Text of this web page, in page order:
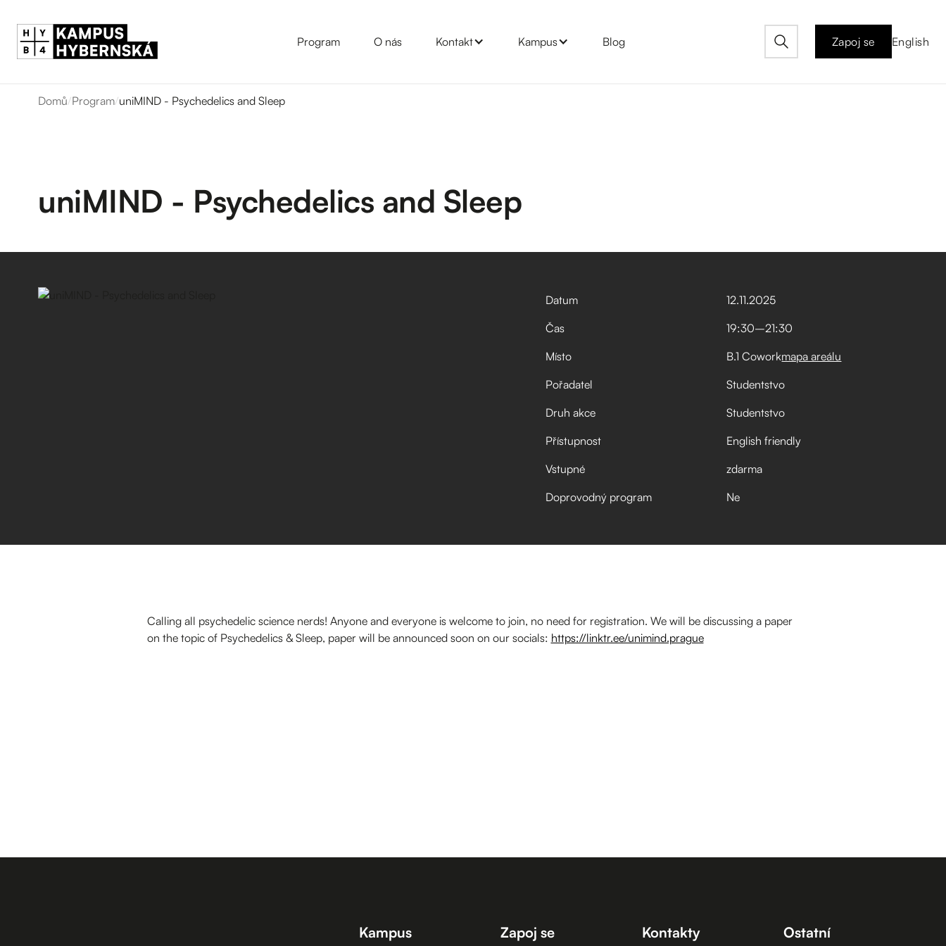
Program O nás Kontakt Kampus Blog Zapoj se English
Domů/Program/uniMIND - Psychedelics and Sleep
uniMIND - Psychedelics and Sleep
Datum 12.11.2025
Čas
19:30–⁠21:30
Místo
B.1 Coworkmapa areálu
Pořadatel
Studentstvo
Druh akce
Studentstvo
Přístupnost
English friendly
Vstupné
zdarma
Doprovodný program
Ne
Calling all psychedelic science nerds! Anyone and everyone is welcome to join, no need for registration. We will be discussing a paper
on the topic of Psychedelics & Sleep, paper will be announced soon on our socials: https://linktr.ee/unimind.prague
Kampus Zapoj se Kontakty Ostatní